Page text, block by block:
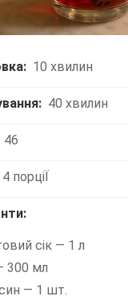
10 хвилин
40 хвилин
46
4 порціЇ
сік — 1 л
300 мл
— 1 шт.